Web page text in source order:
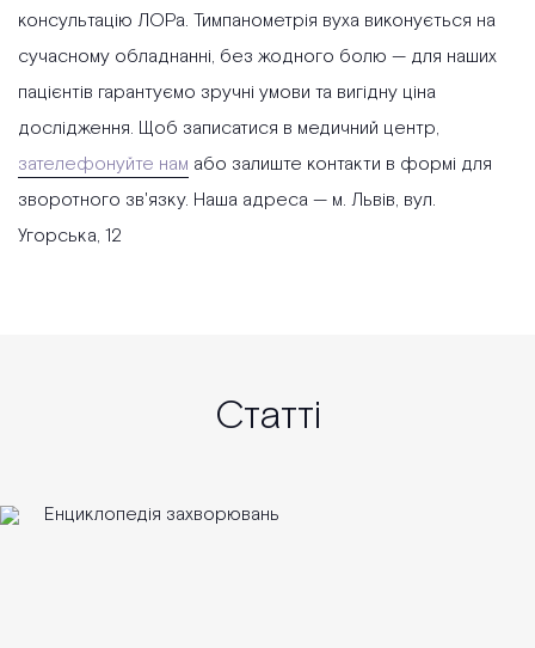
консультацію ЛОРа. Тимпанометрія вуха виконується на
сучасному обладнанні, без жодного болю — для наших
пацієнтів гарантуємо зручні умови та вигідну ціна
дослідження. Щоб записатися в медичний центр,
зателефонуйте нам або залиште контакти в формі для
зворотного зв'язку. Наша адреса — м. Львів, вул.
Угорська, 12
Статті